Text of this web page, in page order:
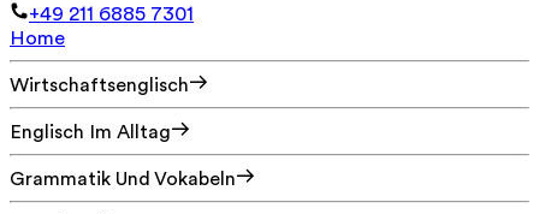
+49 211 6885 7301
Home
Wirtschaftsenglisch
Englisch Im Alltag
Grammatik Und Vokabeln